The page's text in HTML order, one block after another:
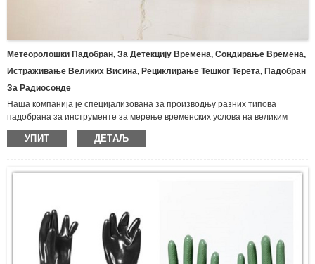
Метеоролошки Падобран, За Детекцију Времена, Сондирање Времена,
Истраживање Великих Висина, Рециклирање Тешког Терета, Падобран
За Радиосонде
Наша компанија је специјализована за производњу разних типова
падобрана за инструменте за мерење временских услова на великим
висинама и падобрана за метеоролошке балоне.Наши падобранци се
могу користити са разним врстама метеоролошких балона и сондажних
УПИТ ДЕТАЉ